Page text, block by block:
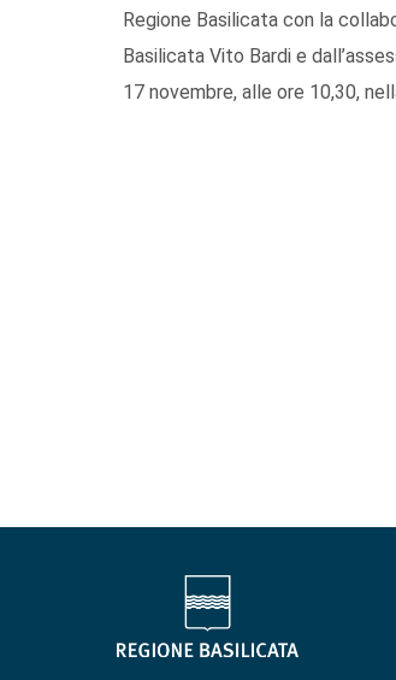
Regione Basilicata con la
Basilicata Vito Bardi e
17 novembre, alle ore 10,30,